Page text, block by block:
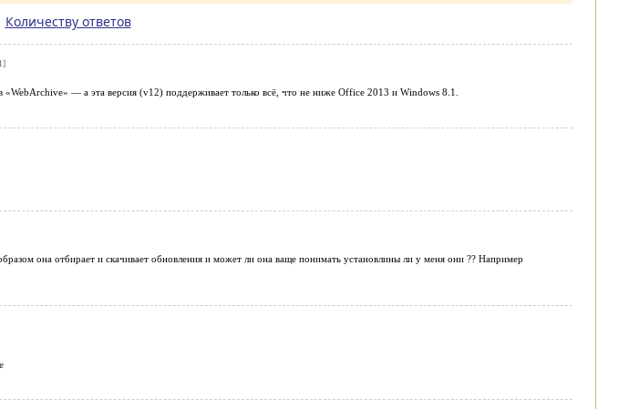
Количеству ответов
— а эта версия (v12) поддерживает только всё, что не ниже Office 2013 и Windows 8.1.
она отбирает и скачивает обновления и может ли она ваще понимать установлины ли у меня они ?? Например